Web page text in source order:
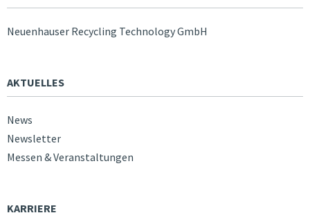
Neuenhauser Recycling Technology GmbH
AKTUELLES
News
Newsletter
Messen & Veranstaltungen
KARRIERE